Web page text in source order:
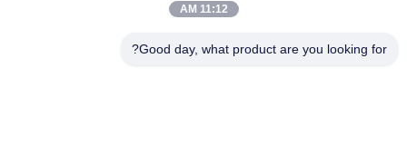
11:12 AM
Good day, what product are you looking for?